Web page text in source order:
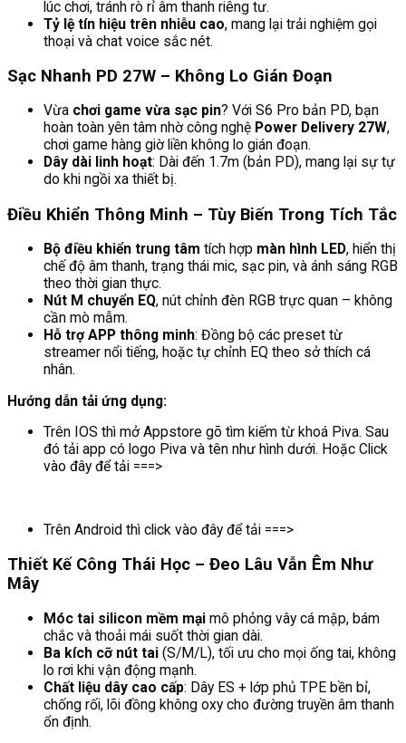
lúc chơi, tránh rò rỉ âm thanh riêng tư.
Tỷ lệ tín hiệu trên nhiễu cao, mang lại trải nghiệm gọi
thoại và chat voice sắc nét.
Sạc Nhanh PD 27W – Không Lo Gián Đoạn
Vừa chơi game vừa sạc pin? Với S6 Pro bản PD, bạn
hoàn toàn yên tâm nhờ công nghệ Power Delivery 27W,
chơi game hàng giờ liền không lo gián đoạn.
Dây dài linh hoạt: Dài đến 1.7m (bản PD), mang lại sự tự
do khi ngồi xa thiết bị.
Điều Khiển Thông Minh – Tùy Biến Trong Tích Tắc
Bộ điều khiển trung tâm tích hợp màn hình LED, hiển thị
chế độ âm thanh, trạng thái mic, sạc pin, và ánh sáng RGB
theo thời gian thực.
Nút M chuyển EQ, nút chỉnh đèn RGB trực quan – không
cần mò mẫm.
Hỗ trợ APP thông minh: Đồng bộ các preset từ
streamer nổi tiếng, hoặc tự chỉnh EQ theo sở thích cá
nhân.
Hướng dẫn tải ứng dụng:
Trên IOS thì mở Appstore gõ tìm kiếm từ khoá Piva. Sau
đó tải app có logo Piva và tên như hình dưới. Hoặc Click
vào đây để tải ===>
Trên Android thì click vào đây để tải ===>
Thiết Kế Công Thái Học – Đeo Lâu Vẫn Êm Như
Mây
Móc tai silicon mềm mại mô phỏng vây cá mập, bám
chắc và thoải mái suốt thời gian dài.
Ba kích cỡ nút tai (S/M/L), tối ưu cho mọi ống tai, không
lo rơi khi vận động mạnh.
Chất liệu dây cao cấp: Dây ES + lớp phủ TPE bền bỉ,
chống rối, lõi đồng không oxy cho đường truyền âm thanh
ổn định.